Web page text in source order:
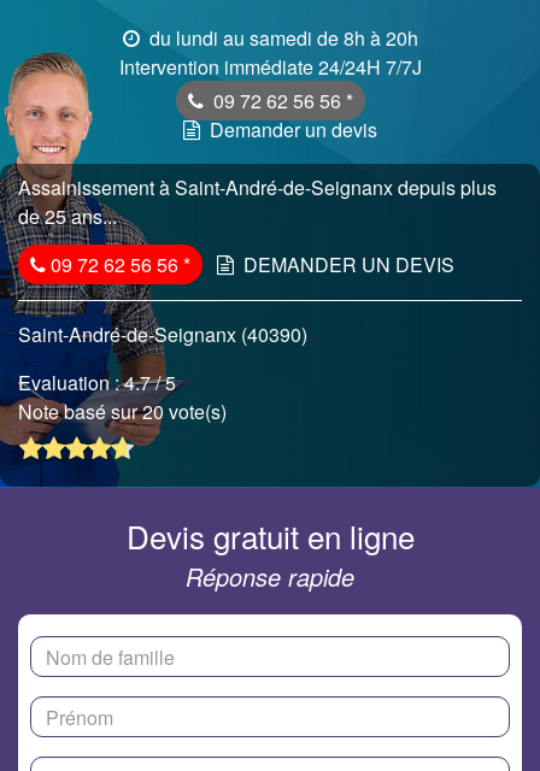
du lundi au samedi de 8h à 20h
Intervention immédiate 24/24H 7/7J
09 72 62 56 56 *
Demander un devis
Assainissement à Saint-André-de-Seignanx depuis plus
de 25 ans...
09 72 62 56 56* DEMANDER UN DEVIS
Saint-André-de-Seignanx (40390)
Evaluation :4.7/ 5
Note basé sur 20 vote(s)
Devis gratuit en ligne
Réponse rapide